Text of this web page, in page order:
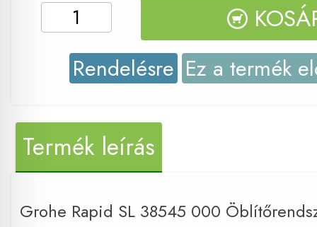
Rendelésre Ez a termék
Termék leírás
Grohe Rapid SL 38545 000